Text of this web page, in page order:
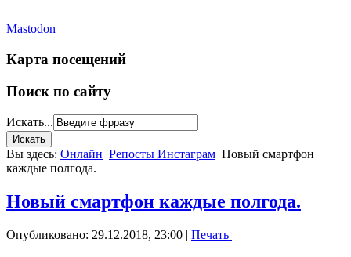
Mastodon
Карта посещений
Поиск по сайту
Искать...
Вы здесь: Онлайн Репосты Инстаграм Новый смартфон
каждые полгода.
Новый смартфон каждые полгода.
Опубликовано: 29.12.2018, 23:00 | Печать |